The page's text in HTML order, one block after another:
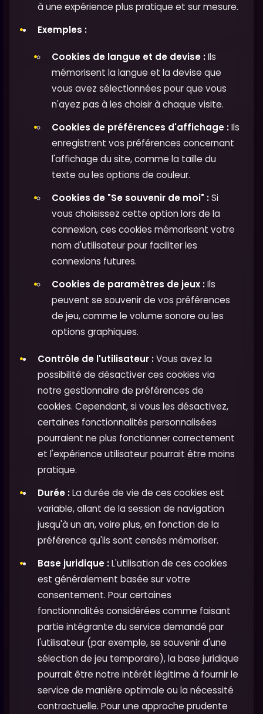
à une expérience plus pratique et sur mesure.
Exemples :
Cookies de langue et de devise :Ils
mémorisent la langue et la devise que
vous avez sélectionnées pour que vous
n'ayez pas à les choisir à chaque visite.
Cookies de préférences d'affichage :Ils
enregistrent vos préférences concernant
l'affichage du site, comme la taille du
texte ou les options de couleur.
Cookies de "Se souvenir de moi" :Si
vous choisissez cette option lors de la
connexion, ces cookies mémorisent votre
nom d'utilisateur pour faciliter les
connexions futures.
Cookies de paramètres de jeux :Ils
peuvent se souvenir de vos préférences
de jeu, comme le volume sonore ou les
options graphiques.
Contrôle de l'utilisateur :Vous avez la
possibilité de désactiver ces cookies via
notre gestionnaire de préférences de
cookies. Cependant, si vous les désactivez,
certaines fonctionnalités personnalisées
pourraient ne plus fonctionner correctement
et l'expérience utilisateur pourrait être moins
pratique.
Durée :La durée de vie de ces cookies est
variable, allant de la session de navigation
jusqu'à un an, voire plus, en fonction de la
préférence qu'ils sont censés mémoriser.
Base juridique :L'utilisation de ces cookies
est généralement basée sur votre
consentement. Pour certaines
fonctionnalités considérées comme faisant
partie intégrante du service demandé par
l'utilisateur (par exemple, se souvenir d'une
sélection de jeu temporaire), la base juridique
pourrait être notre intérêt légitime à fournir le
service de manière optimale ou la nécessité
contractuelle. Pour une approche prudente